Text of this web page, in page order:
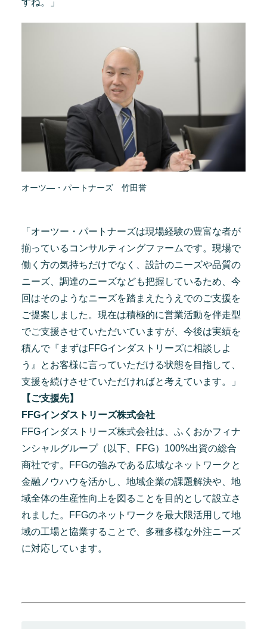
オーツ―・パートナーズ 竹田誉
「オーツー・パートナーズは現場経験の豊富な者が
揃っているコンサルティングファームです。現場で
働く方の気持ちだけでなく、設計のニーズや品質の
ニーズ、調達のニーズなども把握しているため、今
回はそのようなニーズを踏まえたうえでのご支援を
ご提案しました。現在は積極的に営業活動を伴走型
でご支援させていただいていますが、今後は実績を
積んで『まずはFFGインダストリーズに相談しよ
う』とお客様に言っていただける状態を目指して、
支援を続けさせていただければと考えています。」
【ご支援先】
FFGインダストリーズ株式会社
FFGインダストリーズ株式会社は、ふくおかフィナ
ンシャルグループ（以下、FFG）100%出資の総合
商社です。FFGの強みである広域なネットワークと
金融ノウハウを活かし、地域企業の課題解決や、地
域全体の生産性向上を図ることを目的として設立さ
れました。FFGのネットワークを最大限活用して地
域の工場と協業することで、多種多様な外注ニーズ
に対応しています。